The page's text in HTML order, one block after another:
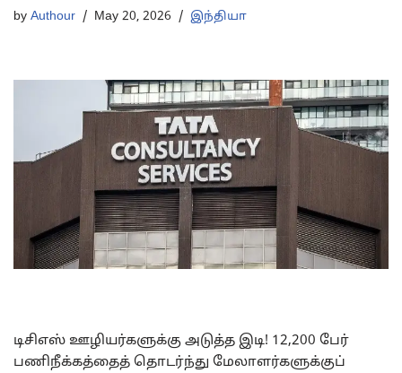
by Authour May 20, 2026 இந்தியா
டிசிஎஸ் ஊழியர்களுக்கு அடுத்த இடி! 12,200 பேர்
பணிநீக்கத்தைத் தொடர்ந்து மேலாளர்களுக்குப்